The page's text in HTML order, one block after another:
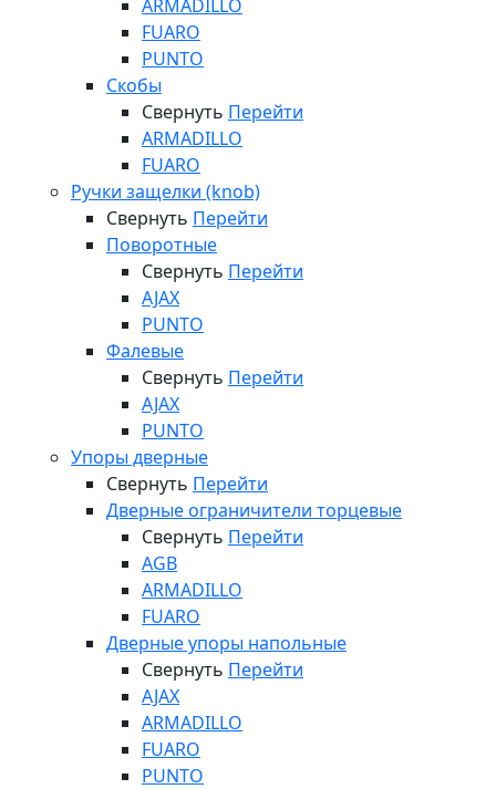
ARMADILLO
FUARO
PUNTO
Скобы
Свернуть Перейти
ARMADILLO
FUARO
Ручки защелки (knob)
Свернуть Перейти
Поворотные
Свернуть Перейти
AJAX
PUNTO
Фалевые
Свернуть Перейти
AJAX
PUNTO
Упоры дверные
Свернуть Перейти
Дверные ограничители торцевые
Свернуть Перейти
AGB
ARMADILLO
FUARO
Дверные упоры напольные
Свернуть Перейти
AJAX
ARMADILLO
FUARO
PUNTO